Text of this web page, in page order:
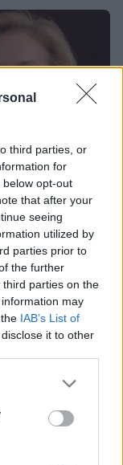
third parties, or
for
opt-out
that after your
seeing
utilized by
parties prior to
the further
parties on the
may
IAB’s List of
it to other
της